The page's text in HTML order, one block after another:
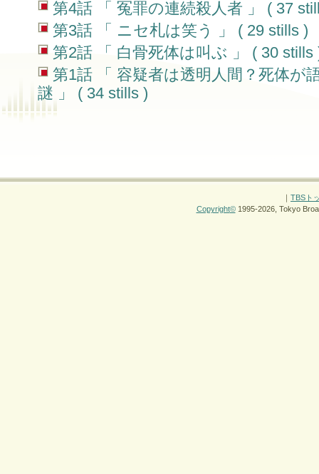
第4話 「 冤罪の連続殺人者 」 ( 37
第3話 「 ニセ札は笑う 」 ( 29 stills )
第2話 「 白骨死体は叫ぶ 」 ( 30 stills
第1話 「 容疑者は透明人間？死体が
謎 」 ( 34 stills )
｜ TBSト
Copyright© 1995-2026, Tokyo